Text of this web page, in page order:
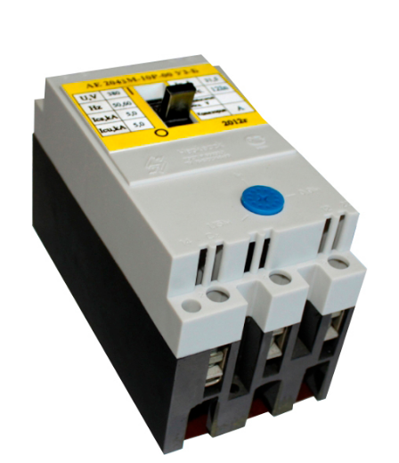
Стремянки с
Стремянки с
опорой
Ширмы
РЗА (шторы)
Штендеры
Щиты
диэлектрические